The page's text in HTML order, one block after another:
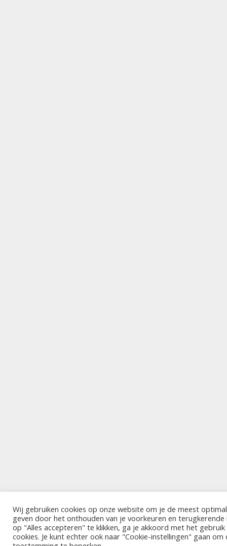
Wij gebruiken cookies op onze website om je de meest
geven door het onthouden van je voorkeuren en terugkerende
op "Alles accepteren" te klikken, ga je akkoord met het gebruik
cookies. Je kunt echter ook naar "Cookie-instellingen" gaan om